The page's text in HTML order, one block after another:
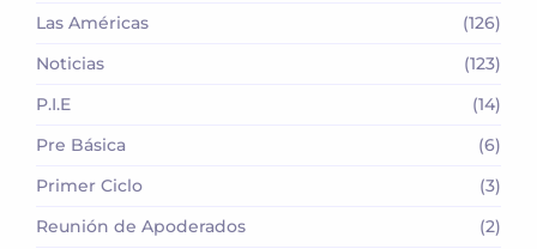
Las Américas
(126)
Noticias
(123)
P.I.E
(14)
Pre Básica
(6)
Primer Ciclo
(3)
Reunión de Apoderados
(2)